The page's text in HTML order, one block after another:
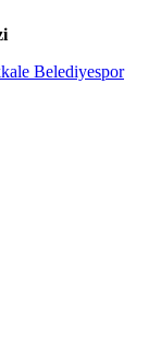
Belediyespor